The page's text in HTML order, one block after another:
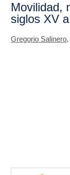
Movilidad,
siglos XV
Gregorio Salinero,